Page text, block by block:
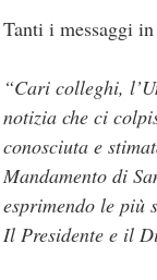
Tanti i messaggi
“Cari colleghi,
notizia che ci
conosciuta e
Mandamento di
esprimendo le più
Il Presidente e il